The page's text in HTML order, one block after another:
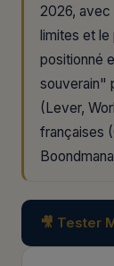
2026, avec
limites et
positionné
souverain"
(Lever,
françaises
🎥 Tester